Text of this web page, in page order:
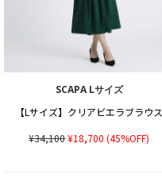
SCAPA Lサイズ
【Lサイズ】クリアビエラブラウス
¥34,100¥18,700 (45%OFF)